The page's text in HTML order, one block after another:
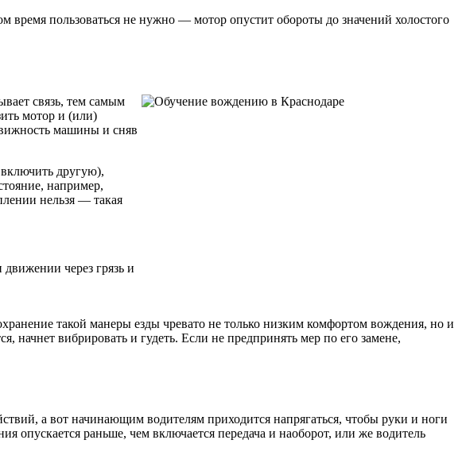
время пользоваться не нужно — мотор опустит обороты до значений холостого
связь, тем самым
мотор и (или)
машины и сняв
другую),
например,
нельзя — такая
через грязь и
такой манеры езды чревато не только низким комфортом вождения, но и
вибрировать и гудеть. Если не предпринять мер по его замене,
а вот начинающим водителям приходится напрягаться, чтобы руки и ноги
опускается раньше, чем включается передача и наоборот, или же водитель